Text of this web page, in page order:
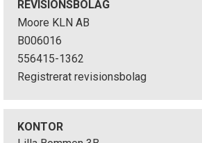
n
e
REVISIONSBOLAG
Moore KLN AB
B006016
556415-1362
Registrerat revisionsbolag
KONTOR